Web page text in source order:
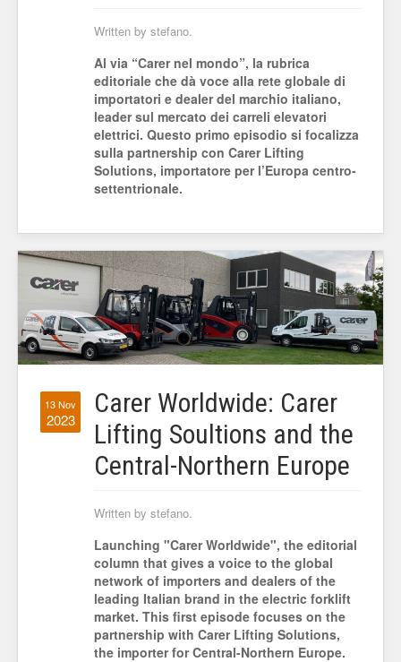
Written by stefano.
Al via “Carer nel mondo”, la rubrica
editoriale che dà voce alla rete globale di
importatori e dealer del marchio italiano,
leader sul mercato dei carreli elevatori
elettrici. Questo primo episodio si focalizza
sulla partnership con Carer Lifting
Solutions, importatore per l’Europa centro-
settentrionale.
13 Nov
2023
Carer Worldwide: Carer
Lifting Soultions and the
Central-Northern Europe
Written by stefano.
Launching "Carer Worldwide", the editorial
column that gives a voice to the global
network of importers and dealers of the
leading Italian brand in the electric forklift
market. This first episode focuses on the
partnership with Carer Lifting Solutions,
the importer for Central-Northern Europe.